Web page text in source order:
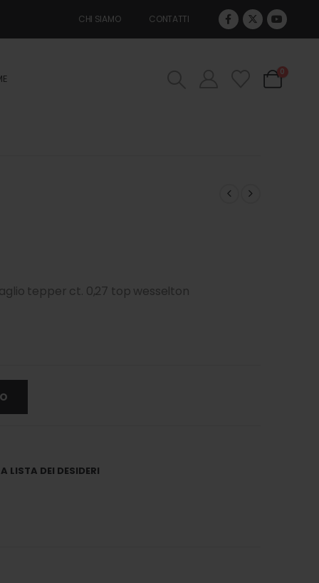
CHI SIAMO CONTATTI
0
tepper ct. 0,27 top wesselton
LISTA DEI DESIDERI